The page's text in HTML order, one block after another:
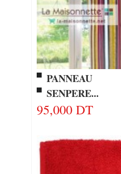
PANNEAU
SENPERE...
95,000 DT